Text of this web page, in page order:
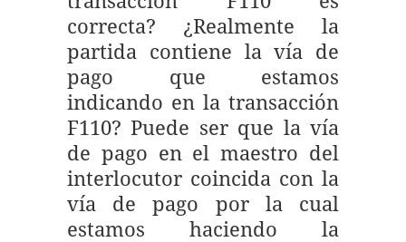
correcta? ¿Realmente la
partida contiene la vía de
pago que estamos
indicando en la transacción
F110? Puede ser que la vía
de pago en el maestro del
interlocutor coincida con la
vía de pago por la cual
estamos haciendo la